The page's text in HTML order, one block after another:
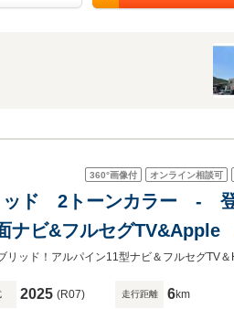
360°画像付 オンライン相談可
ッド 2トーンカラー -
ナビ&フルセグTV&Apple
レコーダー&パノラマモニ
2025 (R07) 走行距離 6km